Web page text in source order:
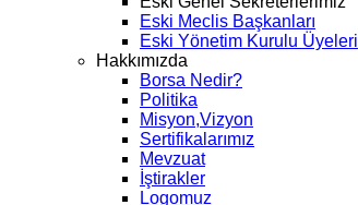
Eski Meclis Başkanları
Eski Yönetim Kurulu Üyeleri
Hakkımızda
Borsa Nedir?
Politika
Misyon,Vizyon
Sertifikalarımız
Mevzuat
İştirakler
Logomuz